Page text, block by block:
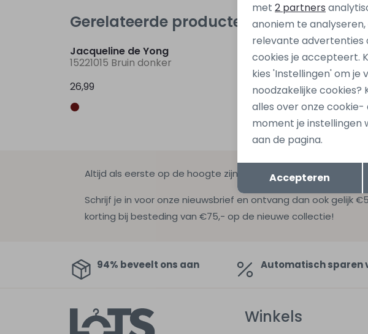
Gerelateerde producten
Nieuw
Jacqueline de Yong
15221015 Bruin donker
26,99
Jacqueline de Yong
15379684 Ecru naturel
34,99
Altijd als eerste op de hoogte zijn?
Schrijf je in voor onze nieuwsbrief en ontvang dan ook gelijk
korting bij besteding van €75,- op de nieuwe collectie!
94% beveelt ons aan Automatisch sparen
Winkels
Terug
met 2 partners
anoniem te
relevante advertenties
cookies je accepteert.
kies 'Instellingen' om je
noodzakelijke cookies?
alles over onze
moment je instellingen
aan de pagina.
Accepteren